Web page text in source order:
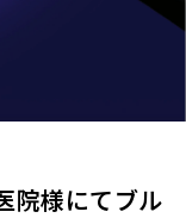
院様​にてブル